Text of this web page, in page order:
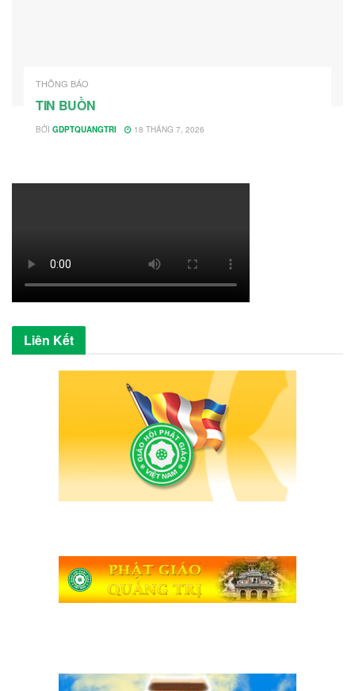
THÔNG BÁO
TIN BUỒN
BỞI GDPTQUANGTRI 18 THÁNG 7, 2026
Liên Kết